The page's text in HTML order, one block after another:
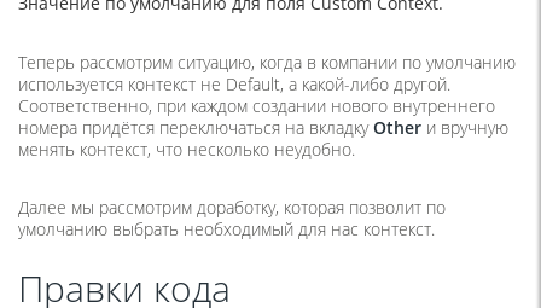
Теперь рассмотрим ситуацию, когда в компании по умолчанию
используется контекст не Default, а какой-либо другой.
Соответственно, при каждом создании нового внутреннего
номера придётся переключаться на вкладкуOther и вручную
менять контекст, что несколько неудобно.
Далее мы рассмотрим доработку, которая позволит по
умолчанию выбрать необходимый для нас контекст.
Правки кода